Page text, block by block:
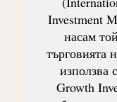
Investment
насам
търговията
използва
Growth